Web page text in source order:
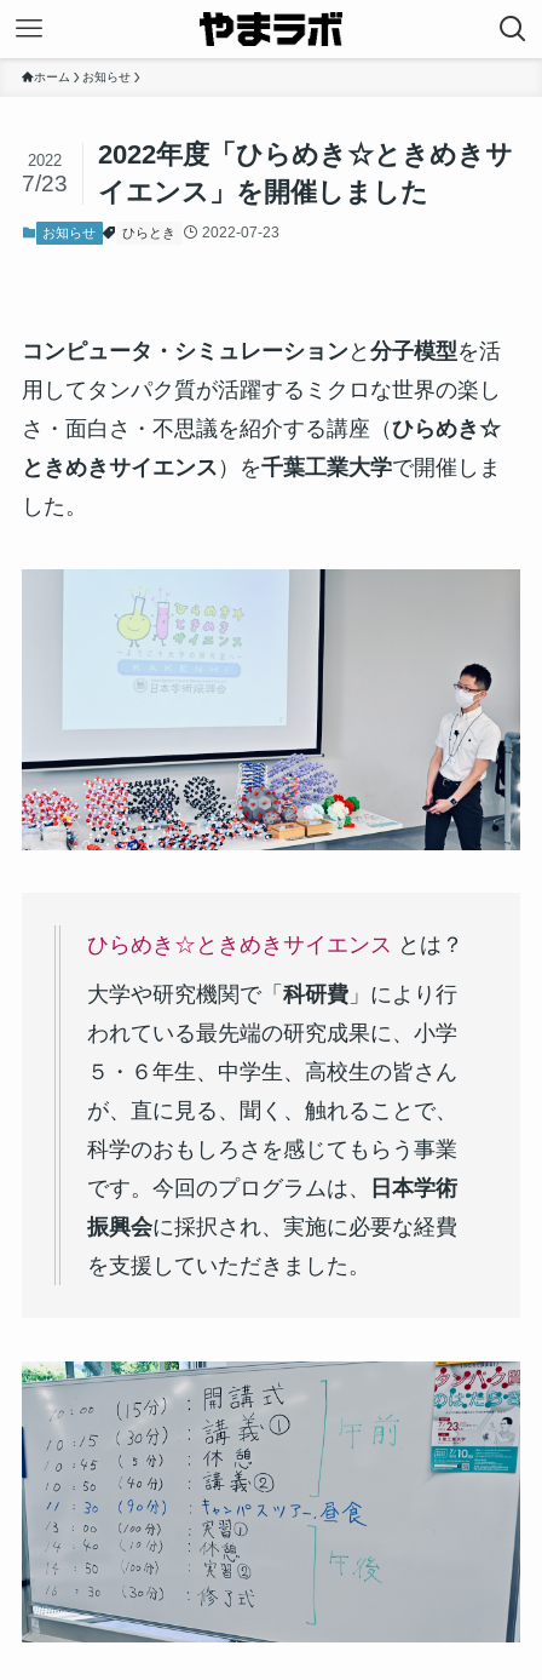
ホーム お知らせ
2022年度「ひらめき☆ときめきサ
イエンス」を開催しました
2022
7/23
お知らせ ひらとき 2022-07-23
コンピュータ・シミュレーションと 分子模型を活
用してタンパク質が活躍するミクロな世界の楽し
さ・面白さ・不思議を紹介する講座（ひらめき☆
ときめきサイエンス ）を千葉工業大学で開催しま
した。
ひらめき☆ときめきサイエンス とは？
大学や研究機関で「 科研費」により行
われている最先端の研究成果に、小学
５・６年生、中学生、高校生の皆さん
が、直に見る、聞く、触れることで、
科学のおもしろさを感じてもらう事業
です。今回のプログラムは、
日本学術
振興会に採択され、実施に必要な経費
を支援していただきました。